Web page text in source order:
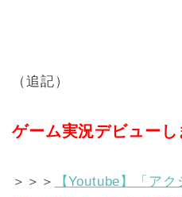
（追記）
ゲーム実況デビューし
＞＞＞
【Youtube】「ア